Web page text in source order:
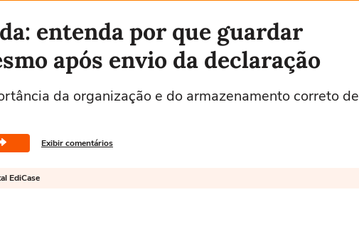
entenda por que guardar
após envio da declaração
da organização e do armazenamento correto de
Exibir comentários
EdiCase